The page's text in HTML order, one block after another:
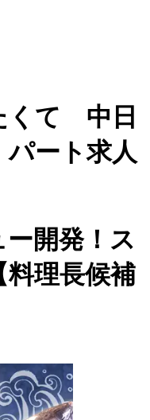
くて 中日
パート求人
開発！ス
理長候補